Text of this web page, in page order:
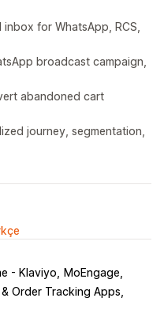
for WhatsApp, RCS,
broadcast campaign,
abandoned cart
journey, segmentation,
- Klaviyo
MoEngage
Order Tracking Apps